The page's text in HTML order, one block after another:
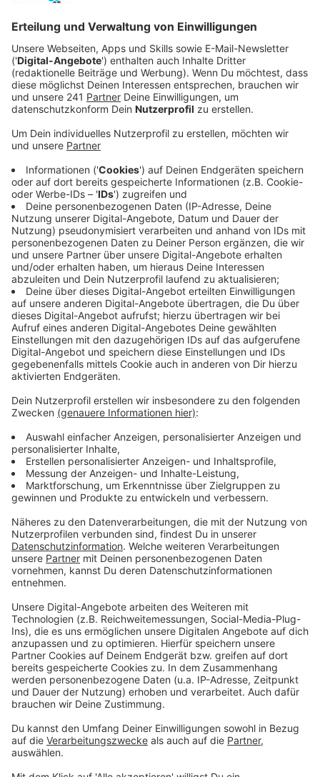
Das Rezept: "Wassermelonen-Schinkenbrot"
Anzeige
Tipp: Im Handel gibt es auch kernlose Melonen. So
Für die Melone:
1/4 Wassermelone kernlos
20 ml Olivenöl
Murray-River-Salz
4 Scheiben Sauerteigbrot
20 ml Olivenöl
12 Scheiben Parmaschinken
Für die Kräutersoße:
20g glatte Petersilie
20g Koriandergrün
5g Oregano
1 rote Chilischote ohne Kerne
1 Knoblauchzehe
¼ TL Kreuzkümmel
100g Rauke
Salz Pfeffer
Saft von einer Limette
Und so bereitet ihr das Essen zu
Anzeige
Die Kräutersoße:
Alle Zutaten bis auf den Limettensaft im Mixer
fein pürieren.
Mit Salz und Pfeffer würzen. Und den
Limettensaft dazugeben.
Das Wassermelonen-Schinkenbrot: